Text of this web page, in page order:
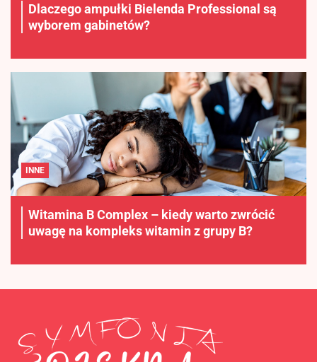
Dlaczego ampułki Bielenda Professional są
wyborem gabinetów?
INNE
Witamina B Complex – kiedy warto zwrócić
uwagę na kompleks witamin z grupy B?